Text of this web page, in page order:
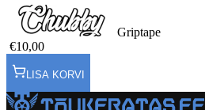
Griptape
€10,00
LISA KORVI